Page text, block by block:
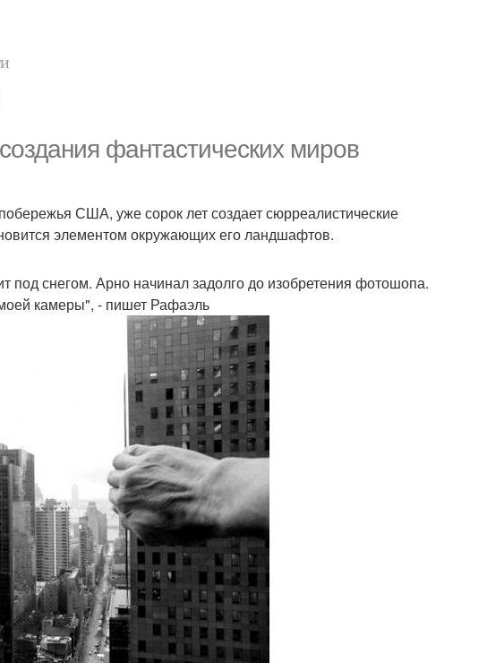
фантастических миров
США, уже сорок лет создает сюрреалистические
элементом окружающих его ландшафтов.
под снегом. Арно начинал задолго до изобретения фотошопа.
камеры", - пишет Рафаэль